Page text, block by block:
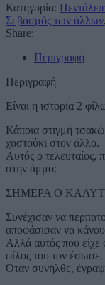
Κατηγορία:
Σεβασμός των άλλων,
Share:
Περιγραφή
Περιγραφή
Είναι η ιστορία 2
Κάποια στιγμή
χαστούκι στον άλλο.
Αυτός ο τελευταίος,
στην άμμο:
ΣΗΜΕΡΑ Ο
Συνέχισαν να
αποφάσισαν να
Αλλά αυτός που είχε
φίλος του τον έσωσε.
Όταν συνήλθε,